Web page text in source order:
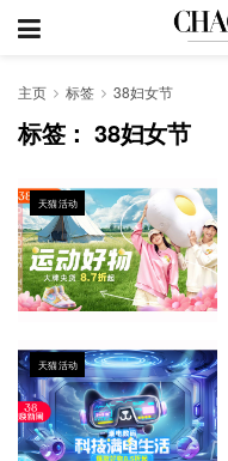
主页 标签 38妇女节
标签：38妇女节
天猫活动
天猫活动